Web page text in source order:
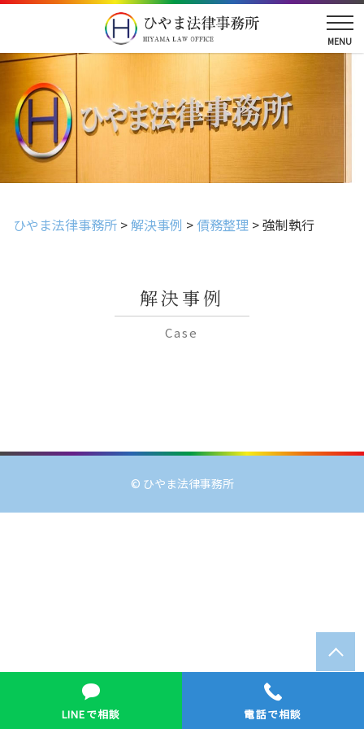
ひやま法律事務所 >解決事例 >債務整理 >強制執行
解決事例
Case
© ひやま法律事務所